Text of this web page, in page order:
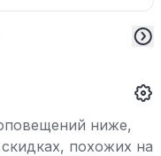
ниже,
похожих на